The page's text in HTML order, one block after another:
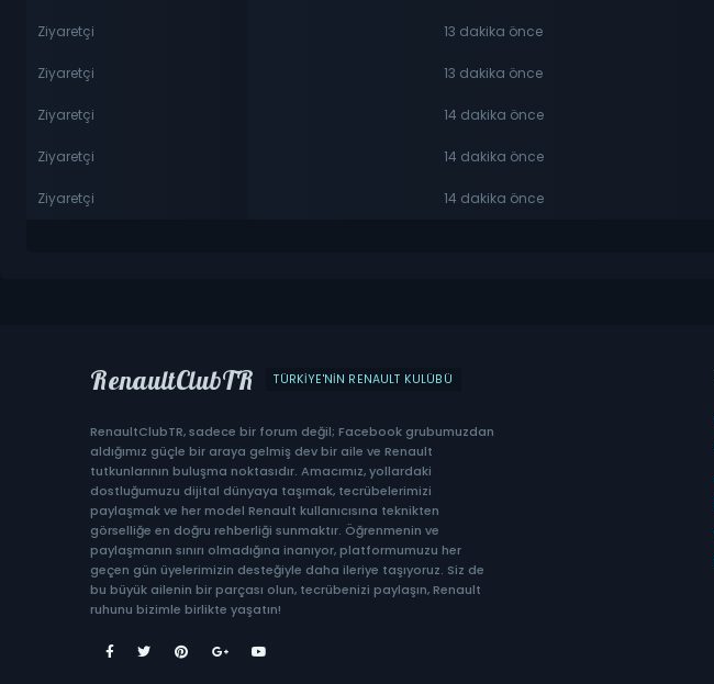
Ziyaretçi 13 dakika önce
Ziyaretçi 13 dakika önce
Ziyaretçi 14 dakika önce
Ziyaretçi 14 dakika önce
Ziyaretçi 14 dakika önce
RenaultClubTR TÜRKIYE'NIN RENAULT KULÜBÜ
RenaultClubTR, sadece bir forum değil; Facebook grubumuzdan
aldığımız güçle bir araya gelmiş dev bir aile ve Renault
tutkunlarının buluşma noktasıdır. Amacımız, yollardaki
dostluğumuzu dijital dünyaya taşımak, tecrübelerimizi
paylaşmak ve her model Renault kullanıcısına teknikten
görselliğe en doğru rehberliği sunmaktır. Öğrenmenin ve
paylaşmanın sınırı olmadığına inanıyor, platformumuzu her
geçen gün üyelerimizin desteğiyle daha ileriye taşıyoruz. Siz de
bu büyük ailenin bir parçası olun, tecrübenizi paylaşın, Renault
ruhunu bizimle birlikte yaşatın!